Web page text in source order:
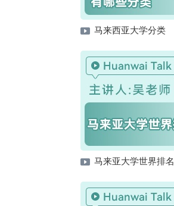
马来西亚大学分类
马来亚大学世界排名